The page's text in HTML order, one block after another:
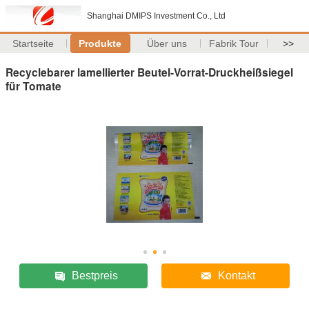
Shanghai DMIPS Investment Co., Ltd
Startseite Produkte Über uns Fabrik Tour >>
Recyclebarer lamellierter Beutel-Vorrat-Druckheißsiegel
für Tomate
Bestpreis Kontakt